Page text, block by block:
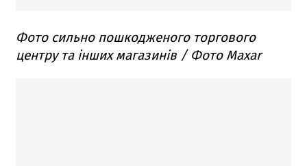
Фото сильно пошкодженого торгового
центру та інших магазинів / Фото Maxar